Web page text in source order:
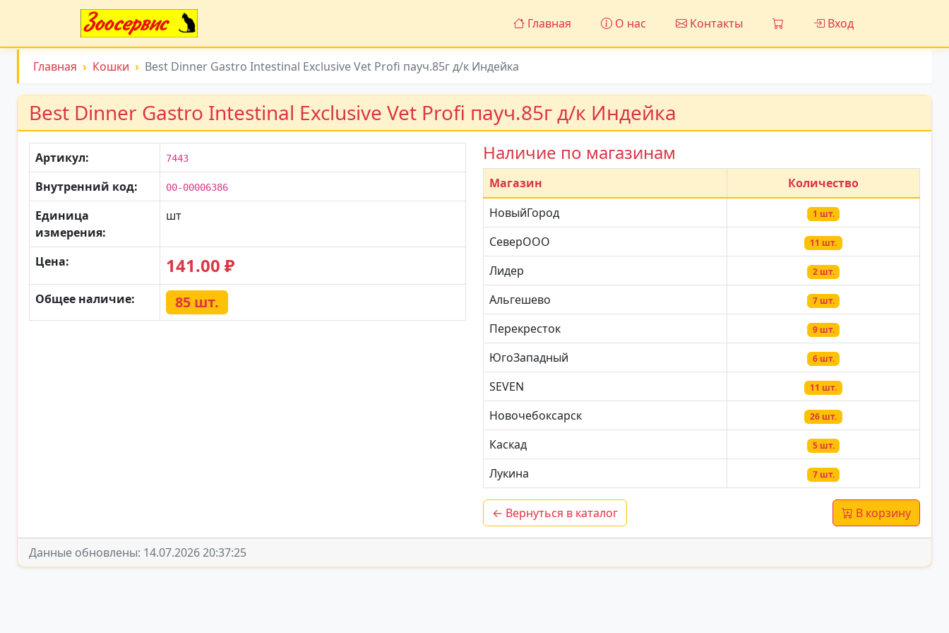
Главная О нас Контакты Вход
Главная Кошки Best Dinner Gastro Intestinal Exclusive Vet Profi пауч.85г д/к Индейка
Best Dinner Gastro Intestinal Exclusive Vet Profi пауч.85г д/к Индейка
Артикул: 7443
Внутренний код: 00-00006386
Единица
измерения:
шт
Цена: 141.00 ₽
Общее наличие: 85 шт.
Наличие по магазинам
Магазин
Количество
НовыйГород
1 шт.
СеверООО 11 шт.
Лидер 2 шт.
Альгешево 7 шт.
Перекресток 9 шт.
ЮгоЗападный 6 шт.
SEVEN 11 шт.
Новочебоксарск 26 шт.
Каскад 5 шт.
Лукина 7 шт.
← Вернуться в каталог В корзину
Данные обновлены: 14.07.2026 20:37:25